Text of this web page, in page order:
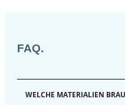
FAQ.
WELCHE MATERIALIEN